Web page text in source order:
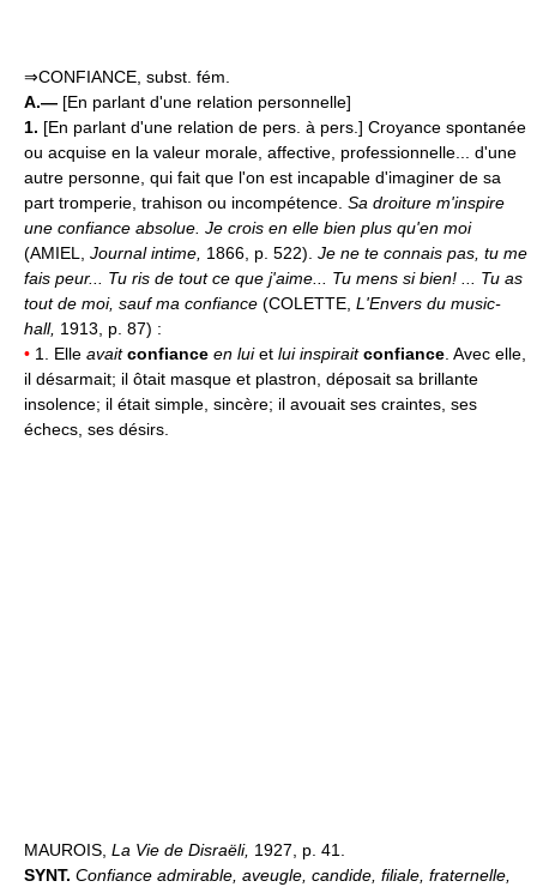
⇒CONFIANCE, subst. fém.
A.— [En parlant d'une relation personnelle]
1. [En parlant d'une relation de pers. à pers.] Croyance spontanée
ou acquise en la valeur morale, affective, professionnelle... d'une
autre personne, qui fait que l'on est incapable d'imaginer de sa
part tromperie, trahison ou incompétence. Sa droiture m'inspire
une confiance absolue. Je crois en elle bien plus qu'en moi
(AMIEL, Journal intime, 1866, p. 522). Je ne te connais pas, tu me
fais peur... Tu ris de tout ce que j'aime... Tu mens si bien! ... Tu as
tout de moi, sauf ma confiance (COLETTE, L'Envers du music-
hall, 1913, p. 87) :
• 1. Elle avaitconfiance en luiet lui inspiraitconfiance. Avec elle,
il désarmait; il ôtait masque et plastron, déposait sa brillante
insolence; il était simple, sincère; il avouait ses craintes, ses
échecs, ses désirs.
MAUROIS, La Vie de Disraëli, 1927, p. 41.
SYNT. Confiance admirable, aveugle, candide, filiale, fraternelle,